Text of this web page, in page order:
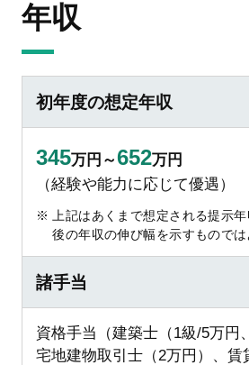
年収
初年度の想定年収
345万円～652万円
（経験や能力に応じて優遇）
上記はあくまで想定される提示
後の年収の伸び幅を示すものでは
諸手当
資格手当（建築士（1級/5万円
宅地建物取引士（2万円）、賃